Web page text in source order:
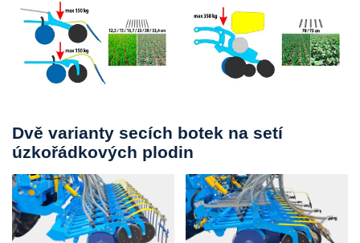
Dvě varianty secích botek na setí
úzkořádkových plodin